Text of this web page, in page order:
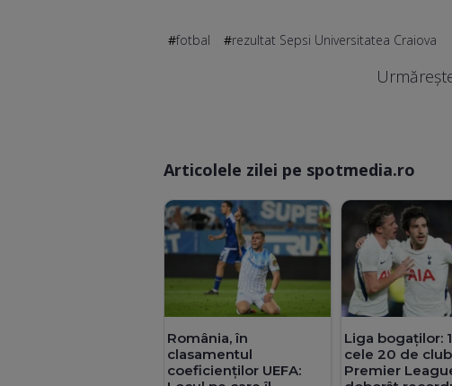
fotbal rezultat Sepsi Universitatea Craiova
Articolele zilei pe spotmedia.ro
România, în
clasamentul
coeficienților UEFA:
Liga bogaților:
cele 20 de
Premier